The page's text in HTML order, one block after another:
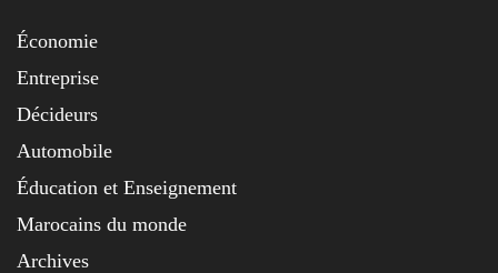
Économie
Entreprise
Décideurs
Automobile
Éducation et Enseignement
Marocains du monde
Archives